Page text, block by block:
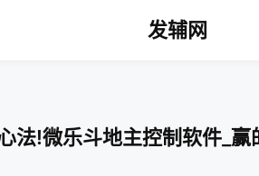
发辅网
法!微乐斗地主控制软件_